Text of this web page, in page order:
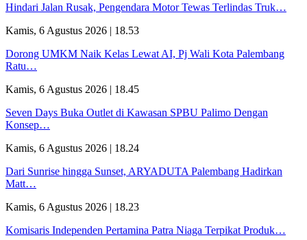
Hindari Jalan Rusak, Pengendara Motor Tewas Terlindas Truk…
Kamis, 6 Agustus 2026 | 18.53
Dorong UMKM Naik Kelas Lewat AI, Pj Wali Kota Palembang
Ratu…
Kamis, 6 Agustus 2026 | 18.45
Seven Days Buka Outlet di Kawasan SPBU Palimo Dengan
Konsep…
Kamis, 6 Agustus 2026 | 18.24
Dari Sunrise hingga Sunset, ARYADUTA Palembang Hadirkan
Matt…
Kamis, 6 Agustus 2026 | 18.23
Komisaris Independen Pertamina Patra Niaga Terpikat Produk…